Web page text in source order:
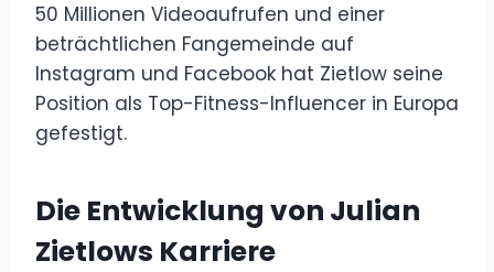
50 Millionen Videoaufrufen und einer
beträchtlichen Fangemeinde auf
Instagram und Facebook hat Zietlow seine
Position als Top-Fitness-Influencer in Europa
gefestigt.
Die Entwicklung von Julian
Zietlows Karriere